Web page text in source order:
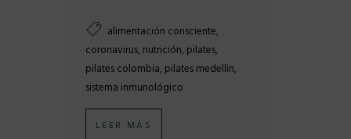
alimentación consciente,
coronavirus, nutrición, pilates,
pilates colombia, pilates medellin,
sistema inmunológico
LEER MÁS